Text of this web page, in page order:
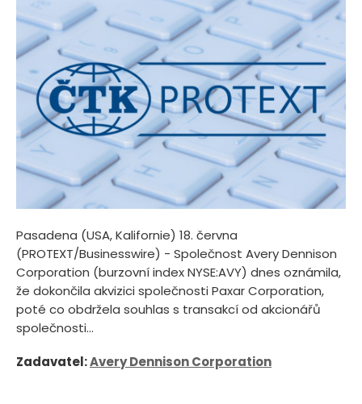
Pasadena (USA, Kalifornie) 18. června
(PROTEXT/Businesswire) - Společnost Avery Dennison
Corporation (burzovní index NYSE:AVY) dnes oznámila,
že dokončila akvizici společnosti Paxar Corporation,
poté co obdržela souhlas s transakcí od akcionářů
společnosti...
Zadavatel:Avery Dennison Corporation